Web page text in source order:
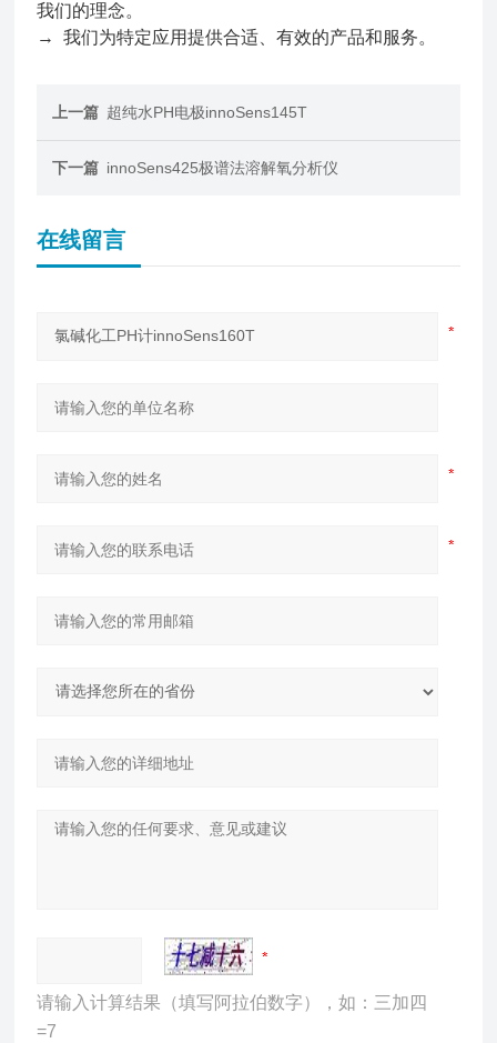
我们的理念。
→ 我们为特定应用提供合适、有效的产品和服务。
上一篇 超纯水PH电极innoSens145T
下一篇 innoSens425极谱法溶解氧分析仪
在线留言
请输入计算结果（填写阿拉伯数字），如：三加四
=7